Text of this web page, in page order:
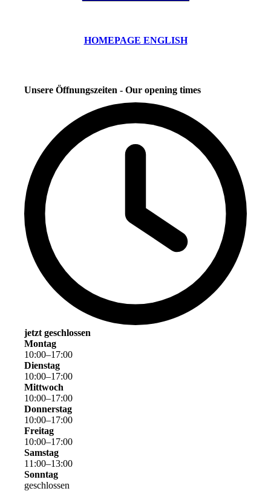
HOMEPAGE ENGLISH
Unsere Öffnungszeiten - Our opening times
jetzt geschlossen
Montag
10:00–17:00
Dienstag
10:00–17:00
Mittwoch
10:00–17:00
Donnerstag
10:00–17:00
Freitag
10:00–17:00
Samstag
11 :00–13:00
Sonntag
geschlossen